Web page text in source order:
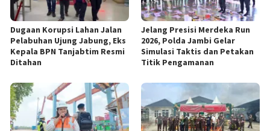
Dugaan Korupsi Lahan Jalan
Pelabuhan Ujung Jabung, Eks
Kepala BPN Tanjabtim Resmi
Ditahan
Jelang Presisi Merdeka Run
2026, Polda Jambi Gelar
Simulasi Taktis dan Petakan
Titik Pengamanan